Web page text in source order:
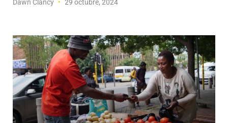
Dawn Clancy 29 octubre, 2024